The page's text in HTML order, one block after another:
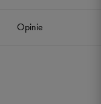
Opinie